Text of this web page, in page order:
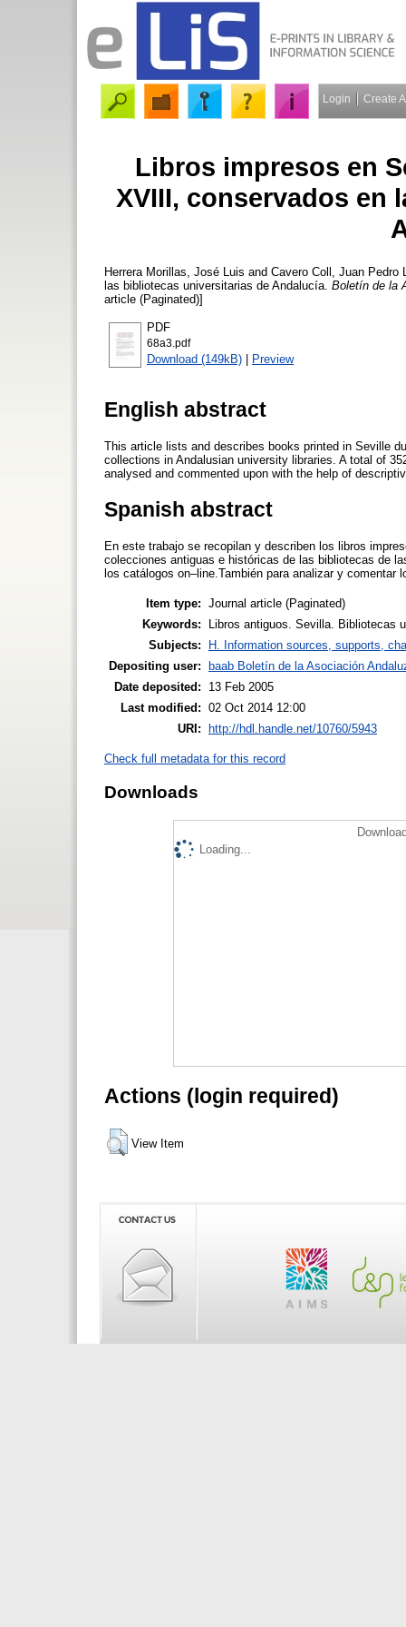
Login Create
Libros impresos en
XVIII, conservados en
Herrera Morillas, José Luis and Cavero Coll, Juan Pedro
las bibliotecas universitarias de Andalucía. Boletín de la
article (Paginated)]
PDF
68a3.pdf
Download (149kB) | Preview
English abstract
This article lists and describes books printed in Seville
collections in Andalusian university libraries. A total of
analysed and commented upon with the help of
Spanish abstract
En este trabajo se recopilan y describen los libros
colecciones antiguas e históricas de las bibliotecas de
los catálogos on–line.También para analizar y
Item type: Journal article (Paginated)
Keywords:
Libros antiguos. Sevilla.
Subjects:
H. Information sources, supports,
Depositing user:
baab Boletín de la Asociación
Date deposited:
13 Feb 2005
Last modified: 02 Oct 2014 12:00
URI:
http://hdl.handle.net/10760/5943
Check full metadata for this record
Downloads
Loading...
Actions (login required)
View Item